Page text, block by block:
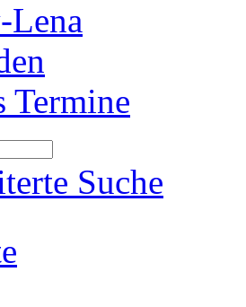
Termine
Suche